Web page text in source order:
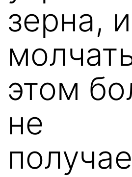
зерна, и
этом
не